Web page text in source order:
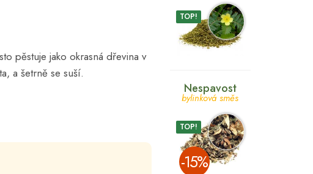
pěstuje jako okrasná dřevina v
a šetrně se suší.
TOP!
Nespavost
bylinková směs
TOP!
­-15%